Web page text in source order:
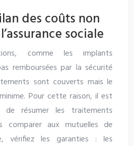
des coûts non
sociale
comme les implants
remboursées par la sécurité
sont couverts mais le
Pour cette raison, il est
résumer les traitements
comparer aux mutuelles de
vérifiez les garanties : les